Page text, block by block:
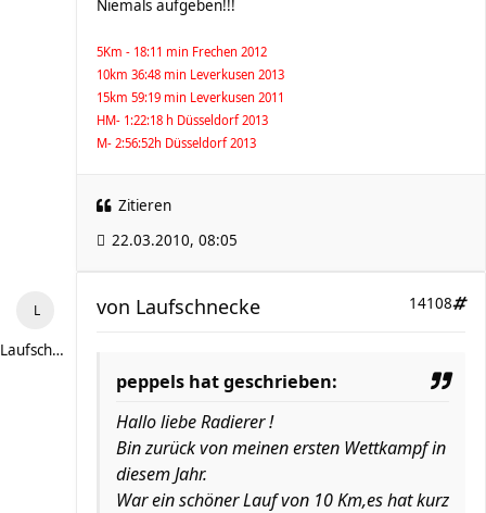
Niemals aufgeben!!!
5Km - 18:11 min Frechen 2012
10km 36:48 min Leverkusen 2013
15km 59:19 min Leverkusen 2011
HM- 1:22:18 h Düsseldorf 2013
M- 2:56:52h Düsseldorf 2013
Zitieren
22.03.2010, 08:05
Laufschnecke
14108
von Laufschnecke
peppels hat geschrieben:
Hallo liebe Radierer !
Bin zurück von meinen ersten Wettkampf in
diesem Jahr.
War ein schöner Lauf von 10 Km,es hat kurz